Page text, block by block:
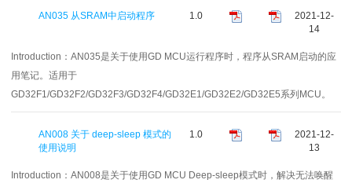
AN035 从SRAM中启动程序 1.0
2021-12-
14
Introduction： AN035是关于使用GD MCU运行程序时，程序从SRAM启动的应
用笔记。适用于
GD32F1/GD32F2/GD32F3/GD32F4/GD32E1/GD32E2/GD32E5系列MCU。
AN008 关于 deep-sleep 模式的
使用说明
1.0
2021-12-
13
Introduction： AN008是关于使用GD MCU Deep-sleep模式时，解决无法唤醒